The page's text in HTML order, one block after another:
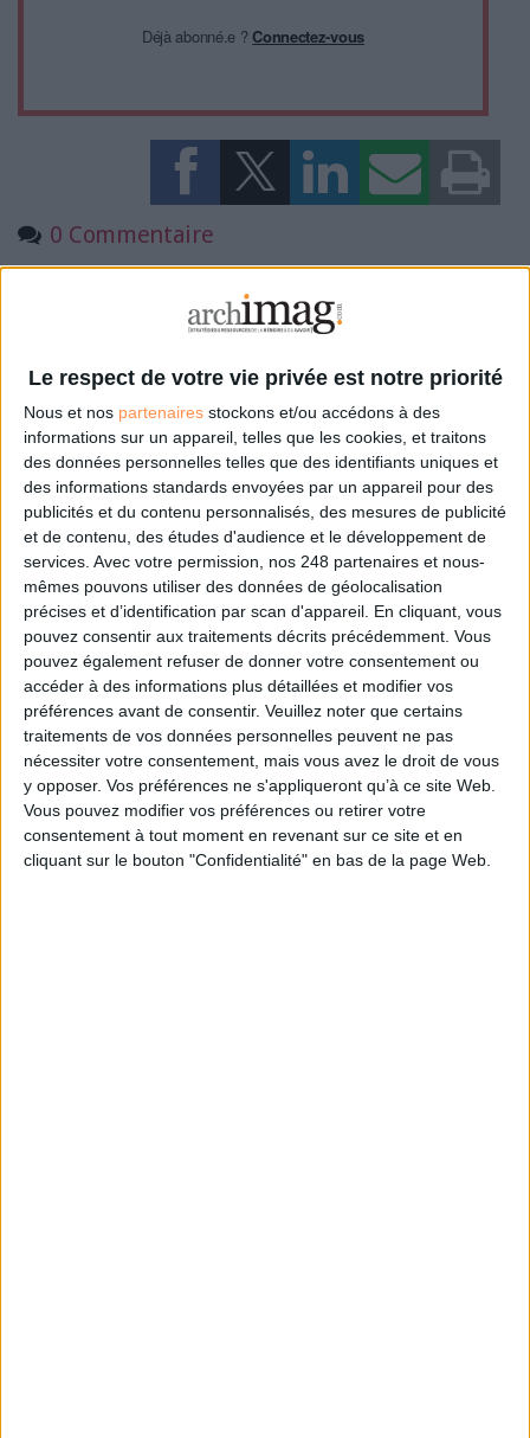
Le respect de votre vie privée est notre priorité
Nous et nos partenaires stockons et/ou accédons à des
informations sur un appareil, telles que les cookies, et traitons
des données personnelles telles que des identifiants uniques et
des informations standards envoyées par un appareil pour des
publicités et du contenu personnalisés, des mesures de publicité
et de contenu, des études d'audience et le développement de
services. Avec votre permission, nos 248 partenaires et nous-
mêmes pouvons utiliser des données de géolocalisation
précises et d’identification par scan d'appareil. En cliquant, vous
pouvez consentir aux traitements décrits précédemment. Vous
pouvez également refuser de donner votre consentement ou
accéder à des informations plus détaillées et modifier vos
préférences avant de consentir. Veuillez noter que certains
traitements de vos données personnelles peuvent ne pas
nécessiter votre consentement, mais vous avez le droit de vous
y opposer. Vos préférences ne s'appliqueront qu’à ce site Web.
Vous pouvez modifier vos préférences ou retirer votre
consentement à tout moment en revenant sur ce site et en
cliquant sur le bouton "Confidentialité" en bas de la page Web.
Déjà abonné.e ?Connectez-vous
0 Commentaire
Connectez-vousou inscrivez-vouspour publier un commentaire
À LIRE SUR ARCHIMAG
La maturité numérique des entreprises françaises
laisse à désirer
Le Bénin bascule dans la dématérialisation tous
azimuts
Cybersécurité, ce que chaque PME doit savoir et
faire